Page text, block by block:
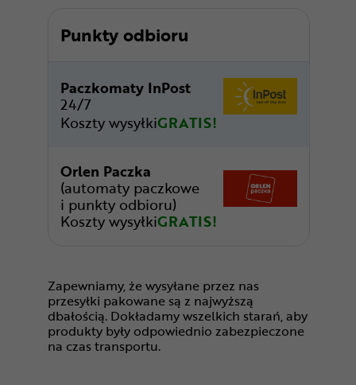
Punkty odbioru
Paczkomaty InPost
24/7
Koszty wysyłkiGRATIS!
Orlen Paczka
(automaty paczkowe
i punkty odbioru)
Koszty wysyłkiGRATIS!
Zapewniamy, że wysyłane przez nas
przesyłki pakowane są z najwyższą
dbałością. Dokładamy wszelkich starań, aby
produkty były odpowiednio zabezpieczone
na czas transportu.